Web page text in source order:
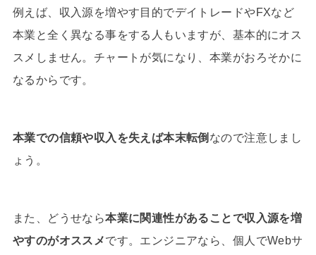
例えば、収入源を増やす目的でデイトレードやFXなど
本業と全く異なる事をする人もいますが、基本的にオス
スメしません。チャートが気になり、本業がおろそかに
なるからです。
本業での信頼や収入を失えば本末転倒 なので注意しまし
ょう。
また、どうせなら本業に関連性があることで収入源を増
やすのがオススメです。エンジニアなら、個人でWebサ